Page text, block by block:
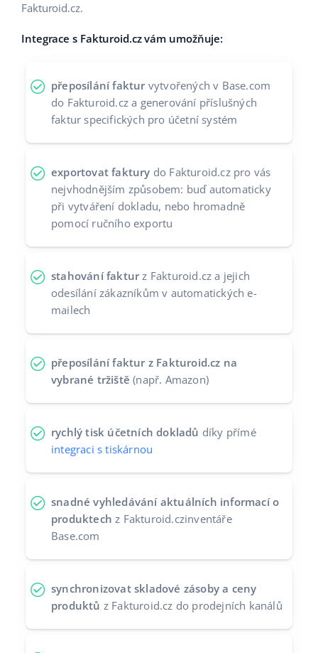
Fakturoid.cz.
Integrace s Fakturoid.cz vám umožňuje:
přeposílání faktur vytvořených v Base.com
do Fakturoid.cz a generování příslušných
faktur specifických pro účetní systém
exportovat faktury do Fakturoid.cz pro vás
nejvhodnějším způsobem: buď automaticky
při vytváření dokladu, nebo hromadně
pomocí ručního exportu
stahování faktur z Fakturoid.cz a jejich
odesílání zákazníkům v automatických e-
mailech
přeposílání faktur z Fakturoid.cz na
vybrané tržiště (např. Amazon)
rychlý tisk účetních dokladů díky přímé
integraci s tiskárnou
snadné vyhledávání aktuálních informací o
produktechz Fakturoid.czinventáře
Base.com
synchronizovat skladové zásoby a ceny
produktů z Fakturoid.cz do prodejních kanálů